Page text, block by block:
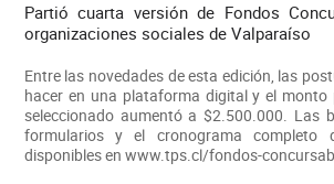
Partió cuarta versión de Fondos
organizaciones sociales de Valparaíso
Entre las novedades de esta edición, las
hacer en una plataforma digital y el
seleccionado aumentó a $2.500.000. Las
formularios y el cronograma completo
disponibles en www.tps.cl/fondos-